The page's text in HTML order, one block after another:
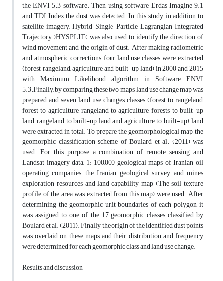
the ENVI 5.3 software. Then, using software Erdas Imagine 9.1
and TDI Index the dust was detected. In this study, in addition to
satellite imagery, Hybrid Single-Particle Lagrangian Integrated
Trajectory )HYSPLIT( was also used to identify the direction of
wind movement and the origin of dust. After making radiometric
and atmospheric corrections, four land use classes were extracted
(forest, rangeland, agriculture, and built-up land) in 2000 and 2015
with Maximum Likelihood algorithm in Software ENVI
5.3.Finally, by comparing these two maps, land use change map was
prepared and seven land use changes classes (forest to rangeland,
forest to agriculture, rangeland to agriculture, forests to built-up
land, rangeland to built-up land and agriculture to built-up) land
were extracted in total. To prepare the geomorphological map, the
geomorphic classification scheme of Boulard et al. (2011) was
used. For this purpose a combination of remote sensing and
Landsat imagery data, 1: 100,000 geological maps of Iranian oil
operating companies, the Iranian geological survey and mines
exploration resources and land capability map (The soil texture
profile of the area was extracted from this map) were used. After
determining the geomorphic unit boundaries of each polygon, it
was assigned to one of the 17 geomorphic classes classified by
Boulard et al. (2011). Finally, the origin of the identified dust points
was overlaid on these maps and their distribution and frequency
were determined for each geomorphic class and land use change.
Results and discussion